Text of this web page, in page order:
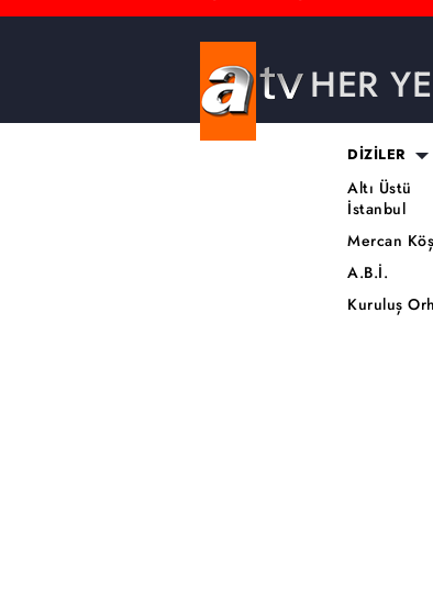
HER
DİZİLER
Altı Üstü
İstanbul
Mercan
A.B.İ.
Kuruluş